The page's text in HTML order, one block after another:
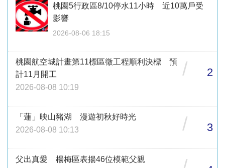
桃園5行政區8/10停水11小時 近10萬戶受
影響
2026-08-06 18:15
桃園航空城計畫第11標區徵工程順利決標 預
計11月開工
2026-08-08 10:19
/ 2
「蓮」映山豬湖 漫遊初秋好時光
2026-08-08 10:13
/ 3
父出真愛 楊梅區表揚46位模範父親